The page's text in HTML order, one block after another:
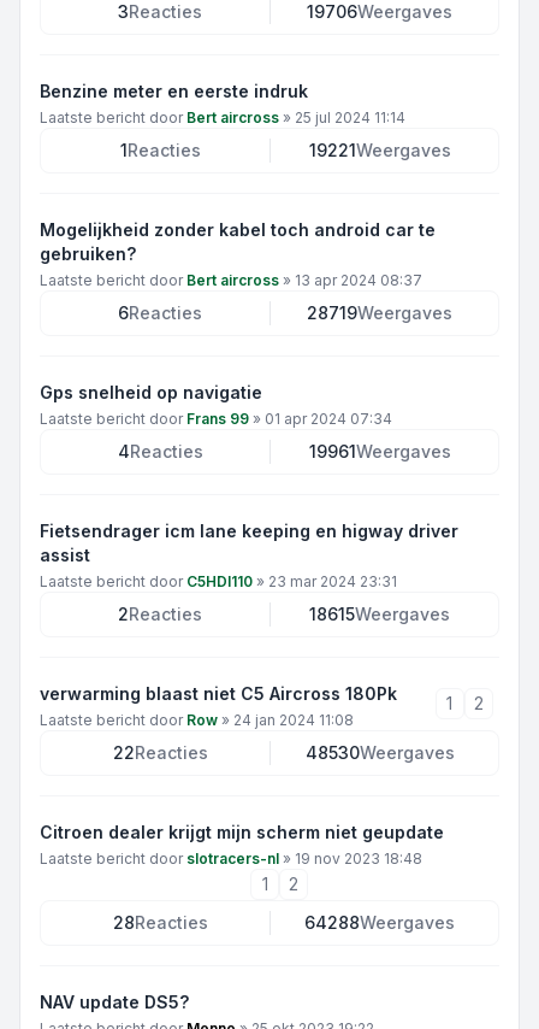
3Reacties 19706Weergaves
Benzine meter en eerste indruk
Laatste bericht door Bert aircross » 25 jul 2024 11:14
1Reacties 19221Weergaves
Mogelijkheid zonder kabel toch android car te
gebruiken?
Laatste bericht door Bert aircross » 13 apr 2024 08:37
6Reacties 28719Weergaves
Gps snelheid op navigatie
Laatste bericht door Frans 99 » 01 apr 2024 07:34
4Reacties 19961Weergaves
Fietsendrager icm lane keeping en higway driver
assist
Laatste bericht door C5HDI110 » 23 mar 2024 23:31
2Reacties 18615Weergaves
verwarming blaast niet C5 Aircross 180Pk
Laatste bericht door Row » 24 jan 2024 11:08
1 2
22Reacties 48530Weergaves
Citroen dealer krijgt mijn scherm niet geupdate
Laatste bericht door slotracers-nl » 19 nov 2023 18:48
1
2
28Reacties 64288Weergaves
NAV update DS5?